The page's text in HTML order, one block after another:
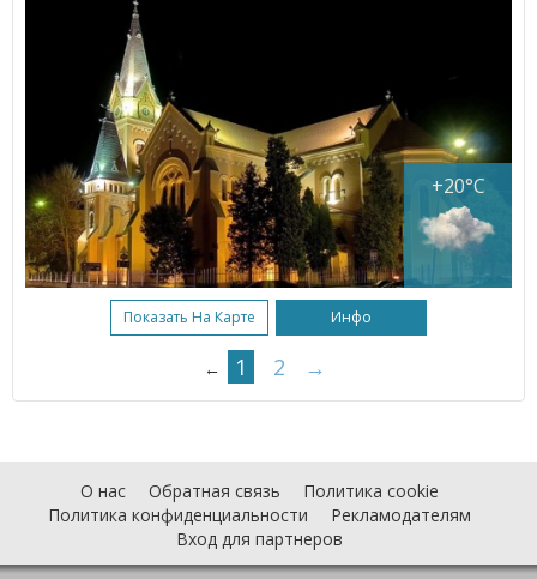
+20°C
Показать На Карте Инфо
← 1 2 →
О нас Обратная связь
Политика cookie
Политика конфиденциальности
Рекламодателям
Вход для партнеров